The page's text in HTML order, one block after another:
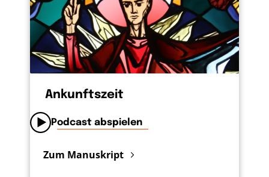
dadurch genügend Zeit, ihre Einkäufe in aller
Ruhe aufs Band zu legen. Und ich habe Zeit
für einen kleinen Plausch mit meiner
Nachbarin, die ich dort treffe. Lauter
Supermärkte sollte es viel mehr geben.
Ankunftszeit
Podcast abspielen
Zum Manuskript